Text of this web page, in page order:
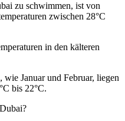
zu schwimmen, ist von
zwischen 28°C
in den kälteren
Januar und Februar, liegen
bis 22°C.